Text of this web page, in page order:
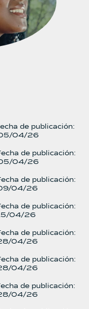
de publicación:
05/04/26
de publicación:
05/04/26
de publicación:
09/04/26
de publicación:
04/26
de publicación:
28/04/26
de publicación:
28/04/26
de publicación:
28/04/26